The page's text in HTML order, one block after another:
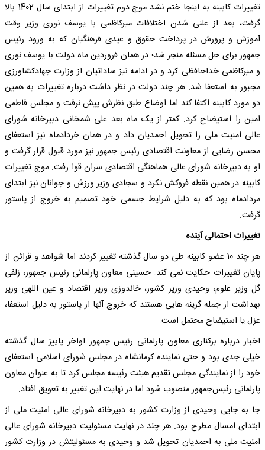
تغییرات کابینه به اینجا ختم نشد موج دوم تغییرات از ابتدای سال 1402 بالا
گرفت، بعد از علنی شدن اختلافات میرکاظمی با یوسف نوری وزیر وقت
آموزش و پرورش در پرداخت حقوق و عیدی فرهنگیان که به ورود رئیس
جمهور برای حل مسئله منجر شد؛ در همان فروردین ماه دولت با یوسف نوری
و میرکاظمی خداحافظی کرد و در ادامه نیز ساداتیان از وزارت جهادکشاورزی
مجبور به استعفا شد. هر چند دولت در نظر داشت درباره تغییرات به همین
دو مورد کابینه اکتفا کند اما اوضاع طبق نظرش پیش نرفت و مجلس فاطمی
امین را استیضاح کرد. کمتر از یک ماه بعد علی شمخانی دبیرخانه شورای
عالی امنیت ملی را تحویل احمدیان داد و در همان خردادماه نیز استعفای
محسن رضایی از معاونت اقتصادی رئیس جمهور نیز مورد قبول قرار گرفت و
او به دبیرخانه شورای عالی هماهنگی اقتصادی سران قوا رفت. موج تغییرات
کابینه در همین نقطه فروکش نکرد و سجادی وزیر ورزش و جوانان نیز ابتدای
مردادماه بود که به دلیل شرایط جسمی خود تصمیم به خروج از پاستور
گرفت.
تغییرات احتمالی آینده
هر چند 10 عضو کابینه طی دو سال گذشته تغییر کردند اما شواهد و قرائن از
پایان تغییرات حکایت نمی کند. حسینی معاون پارلمانی رئیس جمهور، زلفی
گل وزیر علوم، وحیدی وزیر کشور، خاندوزی وزیر اقتصاد و عین اللهی وزیر
بهداشت از جمله گزینه هایی هستند که خروج آنها از پاستور به دلیل استعفا،
عزل یا استیضاح محتمل است.
اخبار درباره برکناری معاون پارلمانی رئیس جمهور اواخر پاییز سال گذشته
خیلی جدی بود و حتی نماینده کرمانشاه در مجلس شورای اسلامی استعفای
خود را از نمایندگی مجلس تقدیم هیئت رئیسه مجلس کرد تا به عنوان معاون
پارلمانی رئیس‌‌جمهور منصوب شود اما در نهایت این تغییر به تعویق افتاد.
جا به جایی وحیدی از وزارت کشور به دبیرخانه شورای عالی امنیت ملی از
ابتدای امسال مطرح بود. هر چند در نهایت مسئولیت دبیرخانه شورای عالی
امنیت ملی به احمدیان تحویل شد و وحیدی به مسئولیتش در وزارت کشور